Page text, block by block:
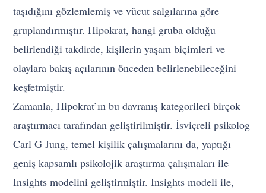
taşıdığını gözlemlemiş ve vücut salgılarına göre
gruplandırmıştır. Hipokrat, hangi gruba olduğu
belirlendiği takdirde, kişilerin yaşam biçimleri ve
olaylara bakış açılarının önceden belirlenebileceğini
keşfetmiştir.
Zamanla, Hipokrat’ın bu davranış kategorileri birçok
araştırmacı tarafından geliştirilmiştir. İsviçreli psikolog
Carl G Jung, temel kişilik çalışmalarını da, yaptığı
geniş kapsamlı psikolojik araştırma çalışmaları ile
Insights modelini geliştirmiştir. Insights modeli ile,